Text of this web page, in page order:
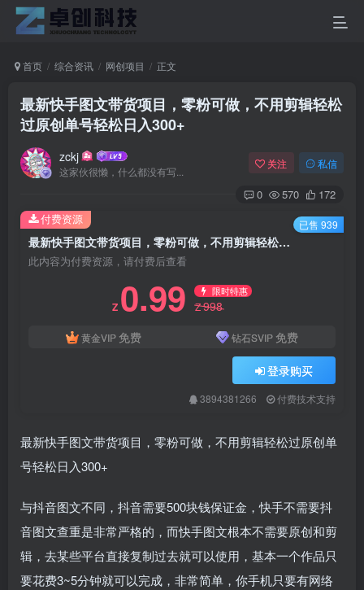
首页 综合资讯 网创项目 正文
最新快手图文带货项目，零粉可做，不用剪辑轻松
过原创单号轻松日入300+
zckj
这家伙很懒，什么都没有写...
关注 私信
0 570 172
最新快手图文带货项目，零粉可做，不用剪辑轻松过原创单号轻松日入300+
此内容为付费资源，请付费后查看
Z 0.99 限时特惠
Z998
黄金VIP 免费 钻石SVIP 免费
登录购买
3894381266 付费技术支持
付费资源 已售 939
最新快手图文带货项目，零粉可做，不用剪辑轻松过原创单
号轻松日入300+
与抖音图文不同，抖音需要500块钱保证金，快手不需要抖
音图文查重是非常严格的，而快手图文根本不需要原创和剪
辑，去某些平台直接复制过去就可以使用，基本一个作品只
要花费3~5分钟就可以完成，非常简单，你手机只要有网络